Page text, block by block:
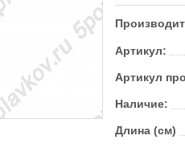
Артикул:
Артикул
Наличие:
Длина (см)